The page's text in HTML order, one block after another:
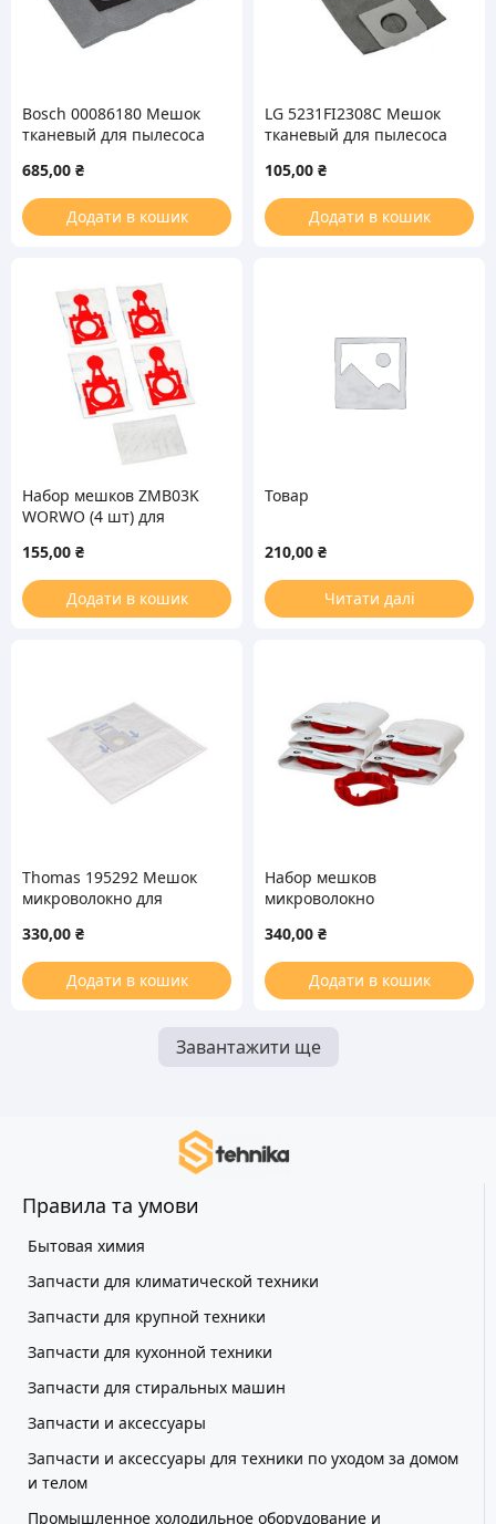
Bosch 00086180 Мешок
тканевый для пылесоса
685,00 ₴
Додати в кошик
LG 5231FI2308C Мешок
тканевый для пылесоса
105,00 ₴
Додати в кошик
Набор мешков ZMB03K
WORWO (4 шт) для
155,00 ₴
Додати в кошик
Товар
210,00 ₴
Читати далі
Thomas 195292 Мешок
микроволокно для
330,00 ₴
Додати в кошик
Набор мешков
микроволокно
пылесоса Rowenta
WB305120
340,00 ₴
Додати в кошик
Завантажити ще
Правила та умови
Бытовая химия
Запчасти для климатической техники
Запчасти для крупной техники
Запчасти для кухонной техники
Запчасти для стиральных машин
Запчасти и аксессуары
Запчасти и аксессуары для техники по уходом за домом
и телом
Промышленное холодильное оборудование и